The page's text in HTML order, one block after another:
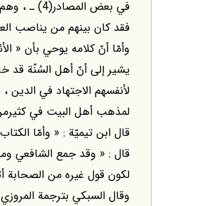
في بعض
فقد كان بينهم من يناصب
وأمّا أنّ كلامه يوحي بأن «
يشير إلى أنّ أهل السُنّة قد
لأنفسهم الاجتهاد في
لمذهب أهل البيت في
قال ابن تيميّة : « وأمّا
قال : « وقد جمع الشافعي
لكون قول غيره من الصحابة
وقال السبكي بترجمة